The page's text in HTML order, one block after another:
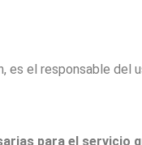
es el responsable
para el servicio